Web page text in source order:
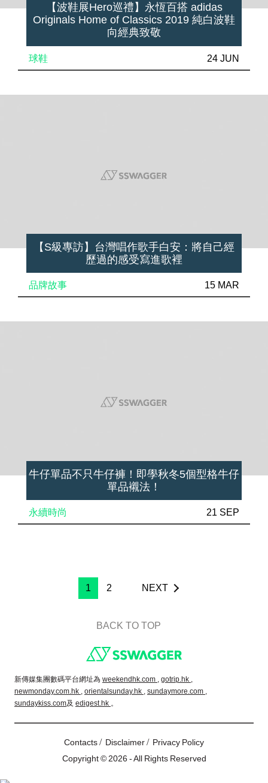
【波鞋展Hero巡禮】永恆百搭 adidas
Originals Home of Classics 2019 純白波鞋
向經典致敬
球鞋 24 JUN
【S級專訪】台灣唱作歌手白安：將自己經
歷過的感受寫進歌裡
品牌故事 15 MAR
牛仔單品不只牛仔褲！即學秋冬5個型格牛仔
單品襯法！
永續時尚 21 SEP
1 2 NEXT
BACK TO TOP
新傳媒集團數碼平台網址為 weekendhk.com , gotrip.hk ,
newmonday.com.hk , orientalsunday.hk , sundaymore.com ,
sundaykiss.com及 edigest.hk 。
Contacts/ Disclaimer/ Privacy Policy
Copyright © 2026 - All Rights Reserved